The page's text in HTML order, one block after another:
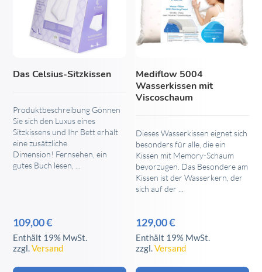
Das Celsius-Sitzkissen
Produktbeschreibung Gönnen
Sie sich den Luxus eines
Sitzkissens und Ihr Bett erhält
eine zusätzliche
Dimension! Fernsehen, ein
gutes Buch lesen, ...
109,00€
Enthält 19% MwSt.
zzgl.Versand
Mediflow 5004
Wasserkissen mit
Viscoschaum
Dieses Wasserkissen eignet sich
besonders für alle, die ein
Kissen mit Memory-Schaum
bevorzugen. Das Besondere am
Kissen ist der Wasserkern, der
sich auf der ...
129,00€
Enthält 19% MwSt.
zzgl.Versand